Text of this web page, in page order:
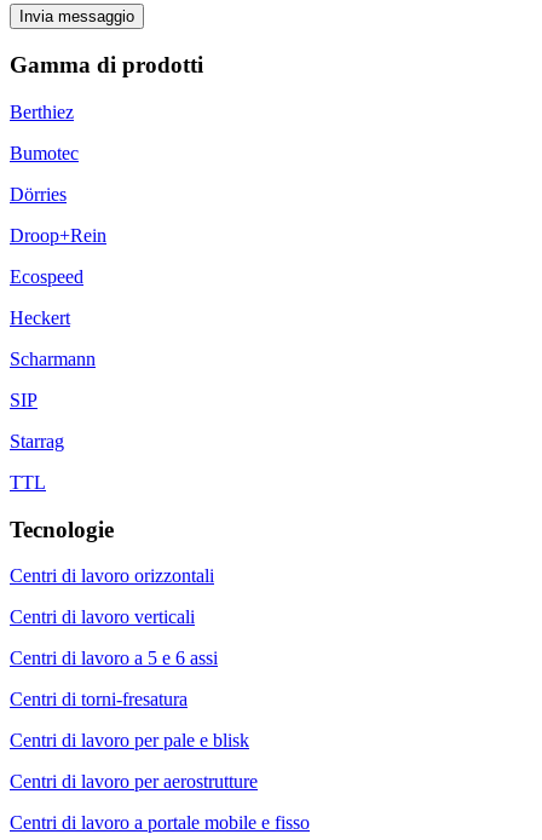
Invia messaggio
Gamma di prodotti
Berthiez
Bumotec
Dörries
Droop+Rein
Ecospeed
Heckert
Scharmann
SIP
Starrag
TTL
Tecnologie
Centri di lavoro orizzontali
Centri di lavoro verticali
Centri di lavoro a 5 e 6 assi
Centri di torni-fresatura
Centri di lavoro per pale e blisk
Centri di lavoro per aerostrutture
Centri di lavoro a portale mobile e fisso